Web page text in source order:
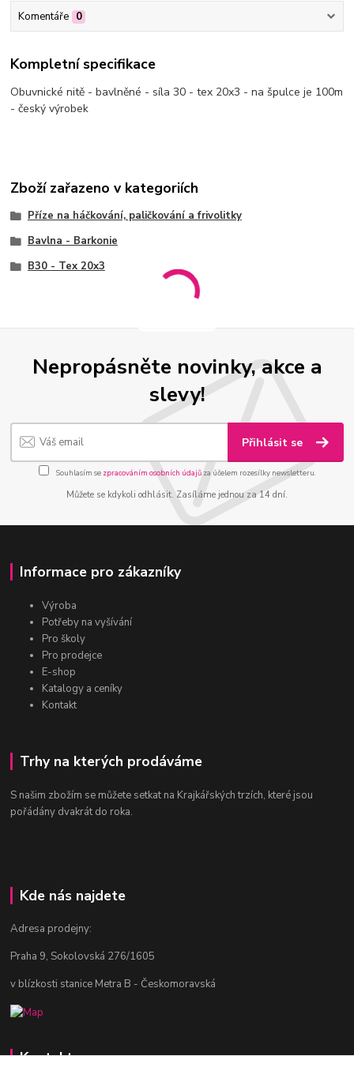
Komentáře 0
Kompletní specifikace
Obuvnické nitě - bavlněné - síla 30 - tex 20x3 - na špulce je 100m
- český výrobek
Zboží zařazeno v kategoriích
Příze na háčkování, paličkování a frivolitky
Bavlna - Barkonie
B30 - Tex 20x3
Nepropásněte novinky, akce a
slevy!
Přihlásit se
Souhlasím se zpracováním osobních údajůza účelem rozesílky newsletteru.
Můžete se kdykoli odhlásit. Zasíláme jednou za 14 dní.
Informace pro zákazníky
Výroba
Potřeby na vyšívání
Pro školy
Pro prodejce
E-shop
Katalogy a ceníky
Kontakt
Trhy na kterých prodáváme
S našim zbožím se můžete setkat na Krajkářských trzích, které jsou
pořádány dvakrát do roka.
Kde nás najdete
Adresa prodejny:
Praha 9, Sokolovská 276/1605
v blízkosti stanice Metra B - Českomoravská
Kontakty